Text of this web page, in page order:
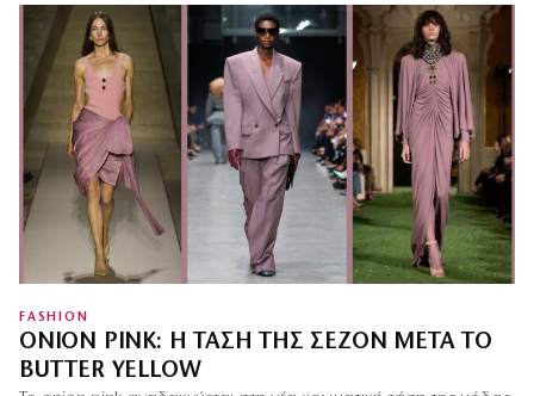
FASHION
ONION PINK: Η ΤΆΣΗ ΤΗΣ ΣΕΖΌΝ ΜΕΤΆ ΤΟ
BUTTER YELLOW